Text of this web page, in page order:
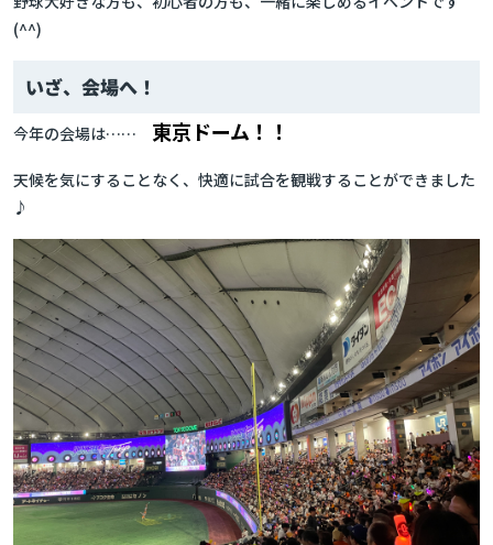
(^^)
いざ、会場へ！
今年の会場は…… 東京ドーム！！
天候を気にすることなく、快適に試合を観戦することができました
♪